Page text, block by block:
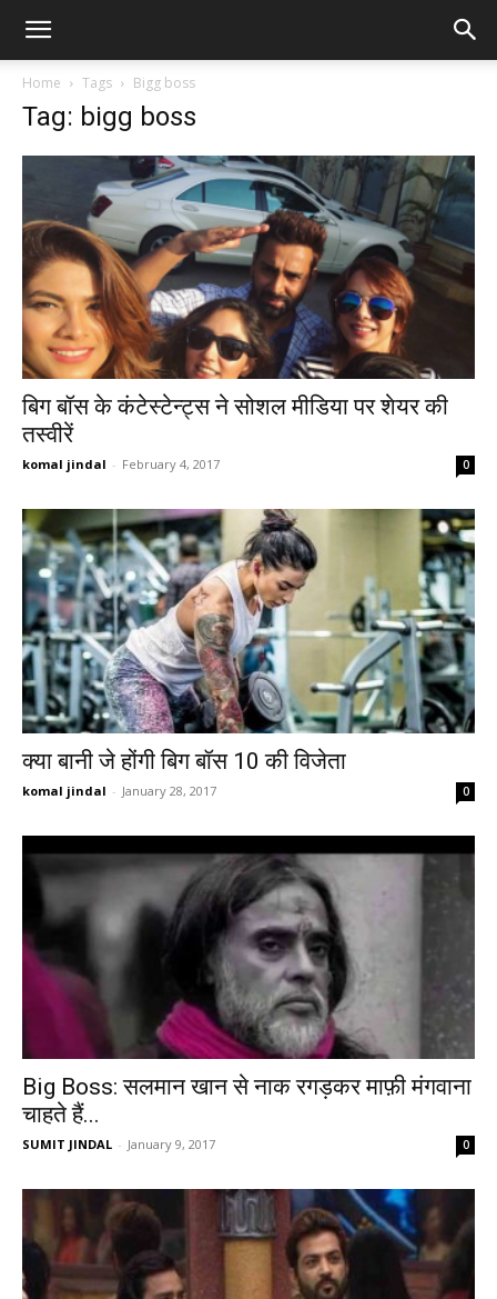
Home Tags Bigg boss
Tag: bigg boss
बिग बॉस के कंटेस्टेन्ट्स ने सोशल मीडिया पर शेयर की
तस्वीरें
komal jindal - February 4, 2017 0
क्या बानी जे होंगी बिग बॉस 10 की विजेता
komal jindal - January 28, 2017 0
Big Boss: सलमान खान से नाक रगड़कर माफ़ी मंगवाना
चाहते हैं...
SUMIT JINDAL - January 9, 2017 0